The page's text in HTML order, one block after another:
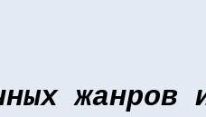
жанров